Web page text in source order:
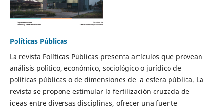
Políticas Públicas
La revista Políticas Públicas presenta artículos que provean
análisis político, económico, sociológico o jurídico de
políticas públicas o de dimensiones de la esfera pública. La
revista se propone estimular la fertilización cruzada de
ideas entre diversas disciplinas, ofrecer una fuente